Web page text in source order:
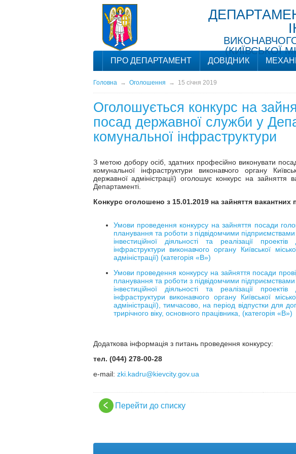
(КИЇВСЬКОЇ
ПРО ДЕПАРТАМЕНТ ДОВІДНИК
Головна→ Оголошення → 15 січня 2019
Оголошується конкурс на
посад державної служби у
комунальної інфраструктури
З метою добору осіб, здатних професійно виконувати
комунальної інфраструктури виконавчого органу
державної адміністрації) оголошує конкурс на
Департаменті.
Конкурс оголошено з 15.01.2019 на зайняття вакантних
Умови проведення конкурсу на зайняття посади
планування та роботи з підвідомчими
інвестиційної діяльності та реалізації
інфраструктури виконавчого органу Київської
адміністрації) (категорія «В»)
Умови проведення конкурсу на зайняття посади
планування та роботи з підвідомчими
інвестиційної діяльності та реалізації
інфраструктури виконавчого органу Київської
адміністрації), тимчасово, на період відпустки для
трирічного віку, основного працівника, (категорія «В»)
Додаткова інформація з питань проведення конкурсу:
тел. (044) 278-00-28
е-mail: zki.kadru@kievcity.gov.ua
Перейти до списку